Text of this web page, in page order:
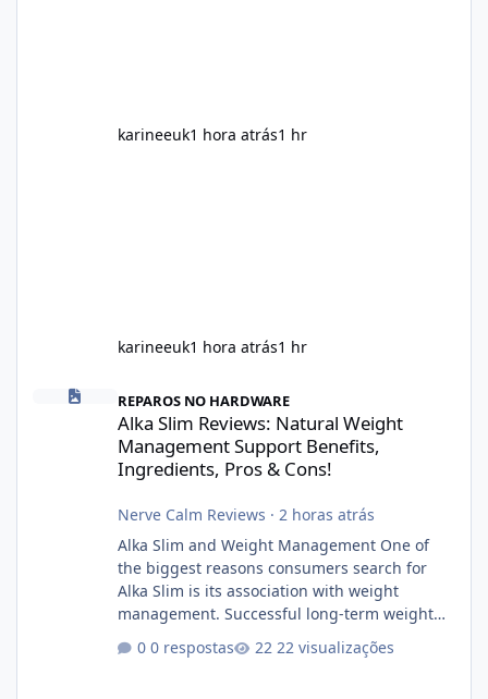
karineeuk1 hora atrás1 hr
karineeuk1 hora atrás1 hr
Alka Slim Reviews: Natural Weight Management Support
REPAROS NO HARDWARE
Alka Slim Reviews: Natural Weight
Management Support Benefits,
Ingredients, Pros & Cons!
Nerve Calm Reviews · 2 horas atrás
Alka Slim and Weight Management One of
the biggest reasons consumers search for
Alka Slim is its association with weight
management. Successful long-term weight
management typically depends on
consistency rather than quick fixes. A
0 respostas 22 visualizações